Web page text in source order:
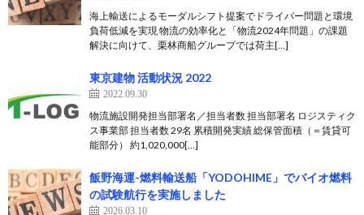
海上輸送によるモーダルシフト提案でドライバー問題と環境
負荷低減を実現 物流の効率化と「物流2024年問題」の課題
解決に向けて、栗林商船グループでは荷主[…]
東京建物 活動状況 2022
2022.09.30
物流施設開発担当部署名／担当者数 担当部署名 ロジスティク
ス事業部 担当者数 29名 累積開発実績 総保管面積（＝賃貸可
能部分） 約1,020,000[…]
飯野海運-燃料輸送船「YODOHIME」でバイオ燃料
の試験航行を実施しました
2026.03.10